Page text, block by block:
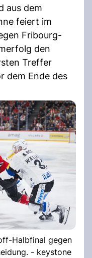
aus dem
feiert im
Fribourg-
den
Treffer
dem Ende des
Halbfinal gegen
- keystone